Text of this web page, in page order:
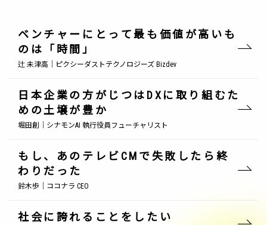
ベンチャーにとって最も価値が高いも
のは「時間」
辻 未津高｜ピクシーダストテクノロジーズ Bizdev
日本企業の方がじつはDXに取り組むた
めの土壌が豊か
堀田創｜シナモンAI 執行役員フューチャリスト
もし、あのテレビCMで失敗したら終
わりだった
鈴木歩｜ココナラ CEO
社会に誇れることをしたい